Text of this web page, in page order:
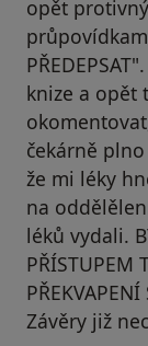
opět
knize a opět
čekárně
že mi léky
na
léků vydali.
PŘÍSTUPEM
Závěry již